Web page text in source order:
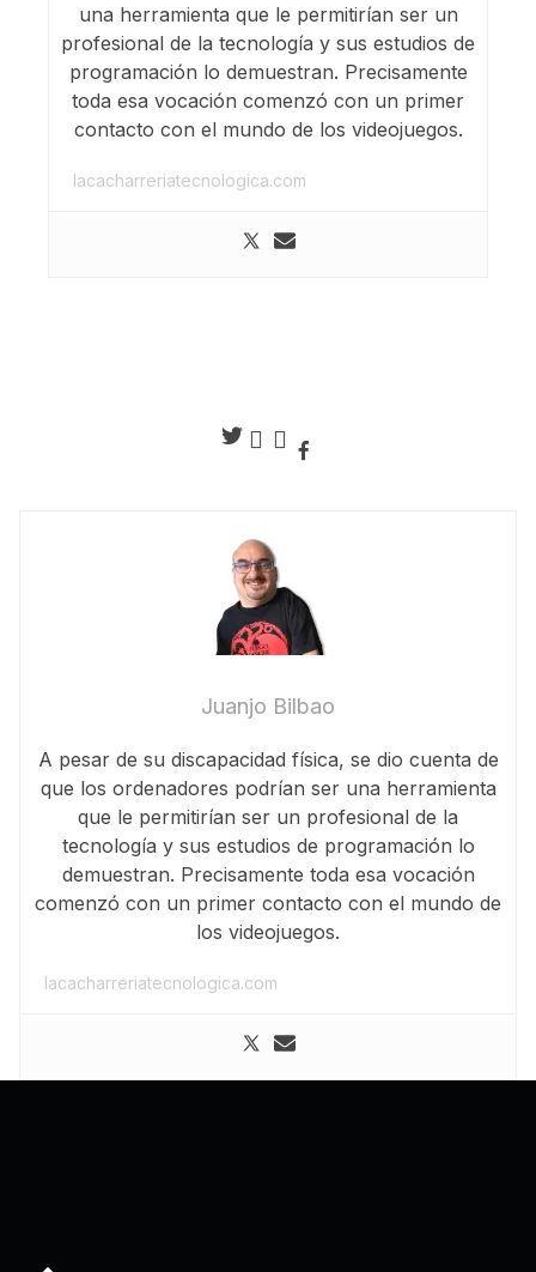
una herramienta que le permitirían ser un
profesional de la tecnología y sus estudios de
programación lo demuestran. Precisamente
toda esa vocación comenzó con un primer
contacto con el mundo de los videojuegos.
lacacharreriatecnologica.com
Juanjo Bilbao
A pesar de su discapacidad física, se dio cuenta de
que los ordenadores podrían ser una herramienta
que le permitirían ser un profesional de la
tecnología y sus estudios de programación lo
demuestran. Precisamente toda esa vocación
comenzó con un primer contacto con el mundo de
los videojuegos.
lacacharreriatecnologica.com